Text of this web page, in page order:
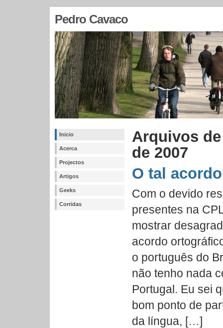
Pedro Cavaco
Inicio
Acerca
Projectos
Artigos
Geeks
Corridas
Arquivos
de 2007
O tal
Com o devido
presentes na
mostrar
acordo
o português do
não tenho nada
Portugal. Eu sei
bom ponto de
da língua, […]